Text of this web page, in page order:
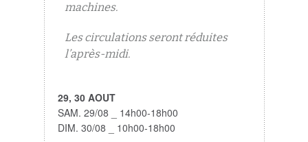
machines.
Les circulations seront réduites
l’après-midi.
29, 30 AOUT
SAM. 29/08 _ 14h00-18h00
DIM. 30/08 _ 10h00-18h00